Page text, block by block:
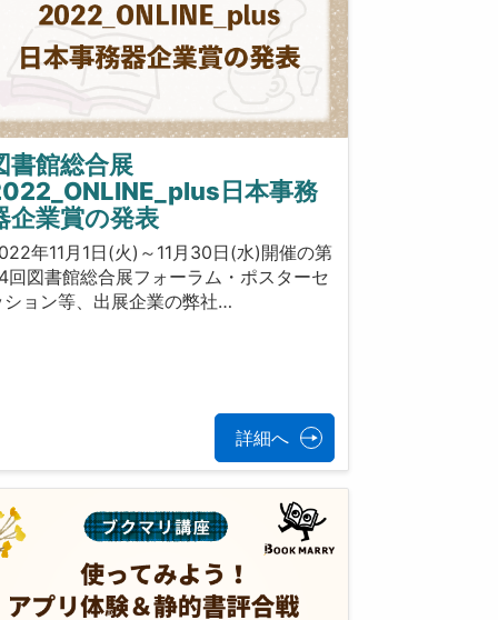
書館総合展
日本事務
企業賞の発表
年11月1日(火)～11月30日(水)開催の第
回図書館総合展フォーラム・ポスターセ
ション等、出展企業の弊社…
詳細へ